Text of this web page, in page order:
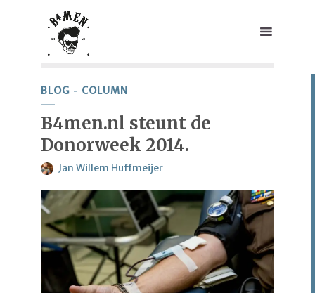
BLOG COLUMN
B4men.nl steunt de
Donorweek 2014.
Jan Willem Huffmeijer